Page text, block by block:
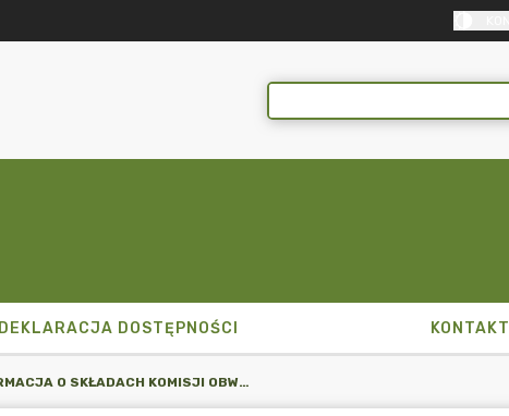
DEKLARACJA DOSTĘPNOŚCI KONTAKT
INFORMACJA O SKŁADACH KOMISJI OBWODOWYCH Z FUNKCJAMI